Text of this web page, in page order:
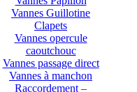
Vannes Guillotine
Clapets
Vannes opercule
caoutchouc
Vannes passage direct
Vannes à manchon
Raccordement –